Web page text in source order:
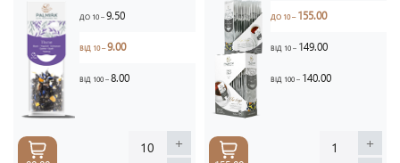
ДО 10 –9.50
ВІД 10 –9.00
ВІД 100 –8.00
10
+
ДО 10 –155.00
ВІД 10 – 149.00
ВІД 100 – 140.00
1
+